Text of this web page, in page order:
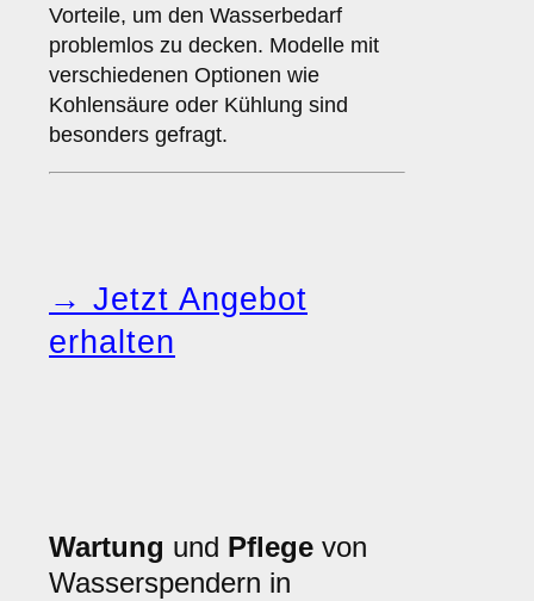
Vorteile, um den Wasserbedarf
problemlos zu decken. Modelle mit
verschiedenen Optionen wie
Kohlensäure oder Kühlung sind
besonders gefragt.
→ Jetzt Angebot
erhalten
Wartung und Pflege von
Wasserspendern in